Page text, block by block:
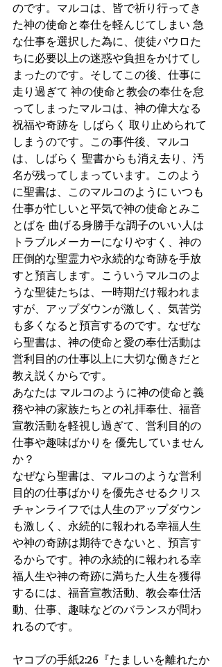
のです。マルコは、皆で祈り行ってき
た神の使命と奉仕を軽んじてしまい 急
な仕事を選択した為に、使徒パウロた
ちに必要以上の迷惑や負担をかけてし
まったのです。そしてこの後、仕事に
走り過ぎて 神の使命と教会の奉仕を怠
ってしまったマルコは、神の偉大なる
祝福や奇跡を しばらく 取り止められて
しまうのです。この事件後、マルコ
は、しばらく 聖書からも消え去り、汚
名が残ってしまっています。このよう
に聖書は、このマルコのように いつも
仕事が忙しいと平気で神の使命とみこ
とばを 曲げる身勝手な調子のいい人は
トラブルメーカーになりやすく、神の
圧倒的な聖霊力や永続的な奇跡を手放
すと預言します。こういうマルコのよ
うな聖徒たちは、一時期だけ報われま
すが、アップダウンが激しく、気苦労
も多くなると預言するのです。なぜな
ら聖書は、神の使命と愛の奉仕活動は
営利目的の仕事以上に大切な働きだと
教え説くからです。
あなたは マルコのように神の使命と義
務や神の家族たちとの礼拝奉仕、福音
宣教活動を軽視し過ぎて、営利目的の
仕事や趣味ばかりを 優先していません
か？
なぜなら聖書は、マルコのような営利
目的の仕事ばかりを優先させるクリス
チャンライフでは人生のアップダウン
も激しく、永続的に報われる幸福人生
や神の奇跡は期待できないと、預言す
るからです。神の永続的に報われる幸
福人生や神の奇跡に満ちた人生を獲得
するには、福音宣教活動、教会奉仕活
動、仕事、趣味などのバランスが問わ
れるのです。
ヤコブの手紙2:26『たましいを離れたか